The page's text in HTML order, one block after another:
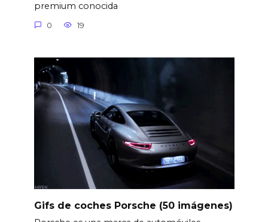
premium conocida
0 19
Gifs de coches Porsche (50 imágenes)